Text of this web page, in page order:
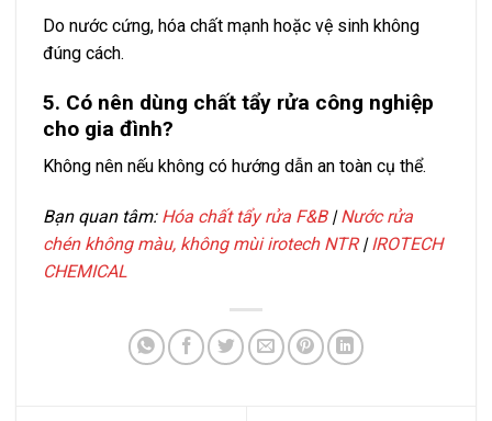
Do nước cứng, hóa chất mạnh hoặc vệ sinh không
đúng cách.
5. Có nên dùng chất tẩy rửa công nghiệp
cho gia đình?
Không nên nếu không có hướng dẫn an toàn cụ thể.
Bạn quan tâm: Hóa chất tẩy rửa F&B|Nước rửa
chén không màu, không mùi irotech NTR|IROTECH
CHEMICAL